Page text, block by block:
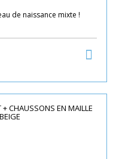
de naissance mixte !
+ CHAUSSONS EN MAILLE